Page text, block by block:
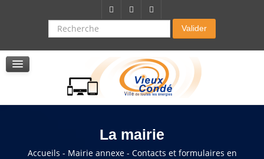
Recherche Valider
La résidence autonomie
Service de soins infirmers à domicile
Service d'aide à domicile
Pole multi services accompagnement seniors
La mairie
Accueils - Mairie annexe - Contacts et formulaires en